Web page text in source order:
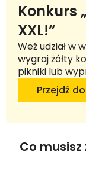
Konkurs
XXL!”
Weź udział w
wygraj żółty
pikniki lub
Przejdź
Co musisz